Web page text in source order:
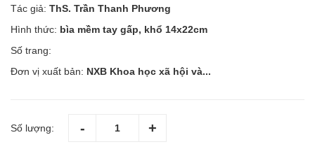
Tác giả: ThS. Trần Thanh Phương
Hình thức: bìa mềm tay gấp, khổ 14x22cm
Số trang:
Đơn vị xuất bản: NXB Khoa học xã hội và...
Số lượng: